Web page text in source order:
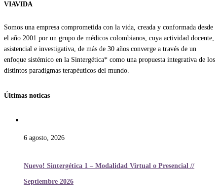
VIAVIDA
Somos una empresa comprometida con la vida, creada y conformada desde
el año 2001 por un grupo de médicos colombianos, cuya actividad docente,
asistencial e investigativa, de más de 30 años converge a través de un
enfoque sistémico en la Sintergética* como una propuesta integrativa de los
distintos paradigmas terapéuticos del mundo.
Últimas noticas
6 agosto, 2026
Nuevo! Sintergética 1 – Modalidad Virtual o Presencial //
Septiembre 2026